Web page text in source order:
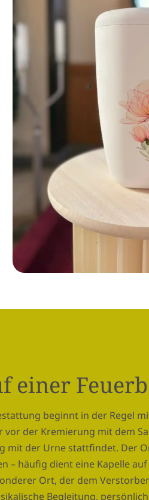
einer
beginnt in der Regel
vor der Kremierung mit dem
mit der Urne stattfindet. Der
– häufig dient eine Kapelle
Ort, der dem
Begleitung,